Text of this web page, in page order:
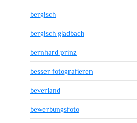
bergisch
bergisch gladbach
bernhard prinz
besser fotografieren
beverland
bewerbungsfoto